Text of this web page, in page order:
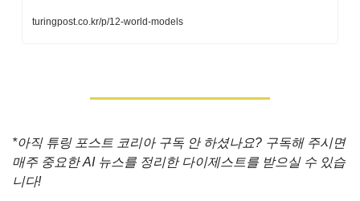
turingpost.co.kr/p/12-world-models
*아직 튜링 포스트 코리아 구독 안 하셨나요? 구독해 주시면
매주 중요한 AI 뉴스를 정리한 다이제스트를 받으실 수 있습
니다!